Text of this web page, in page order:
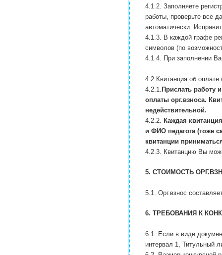
4.1.2. Заполняете
работы, проверьте все
автоматически.
4.1.3. В каждой графе
символов (по
4.1.4. При заполнении
4.2.Квитанция об оплате
4.2.1. Прислать работу
оплаты орг.взноса.
недействительной.
4.2.2. Каждая
и ФИО педагога (тоже
квитанции
4.2.3. Квитанцию Вы
5. СТОИМОСТЬ
5.1. Орг.взнос
6. ТРЕБОВАНИЯ К
6.1. Если в виде
интервал 1, Титульный